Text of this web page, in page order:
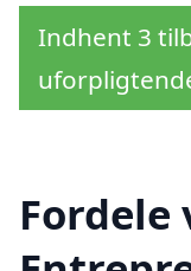
Indhent 3